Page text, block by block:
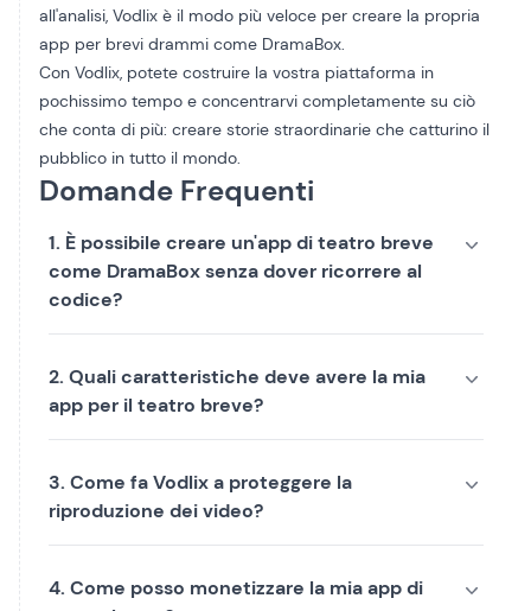
all'analisi, Vodlix è il modo più veloce per creare la propria
app per brevi drammi come DramaBox.
Con Vodlix, potete costruire la vostra piattaforma in
pochissimo tempo e concentrarvi completamente su ciò
che conta di più: creare storie straordinarie che catturino il
pubblico in tutto il mondo.
Domande Frequenti
1. È possibile creare un'app di teatro breve
come DramaBox senza dover ricorrere al
codice?
2. Quali caratteristiche deve avere la mia
app per il teatro breve?
3. Come fa Vodlix a proteggere la
riproduzione dei video?
4. Come posso monetizzare la mia app di